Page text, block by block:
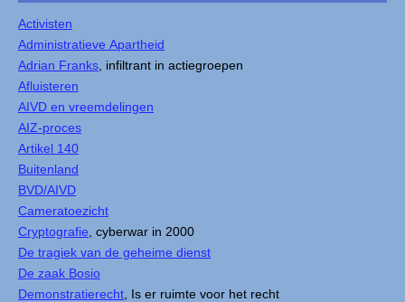
Activisten
Administratieve Apartheid
Adrian Franks , infiltrant in actiegroepen
Afluisteren
AIVD en vreemdelingen
AIZ-proces
Artikel 140
Buitenland
BVD/AIVD
Cameratoezicht
Cryptografie , cyberwar in 2000
De tragiek van de geheime dienst
De zaak Bosio
Demonstratierecht , Is er ruimte voor het recht